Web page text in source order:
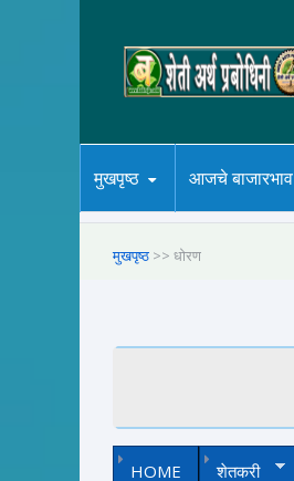
मुखपृष्ठ आजचे बाजारभाव
मुखपृष्ठ >> धोरण
HOME शेतकरी